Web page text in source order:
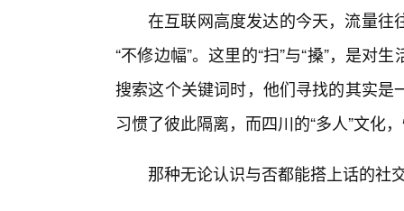
在互联网高度发达的今天，流量往
“不修边幅”。这里的“扫”与“搡”，是对
搜索这个关键词时，他们寻找的其实
习惯了彼此隔离，而四川的“多人”文化
那种无论认识与否都能搭上话的社